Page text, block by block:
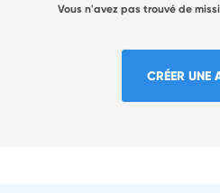
Vous n'avez pas trouvé de
CRÉER UNE